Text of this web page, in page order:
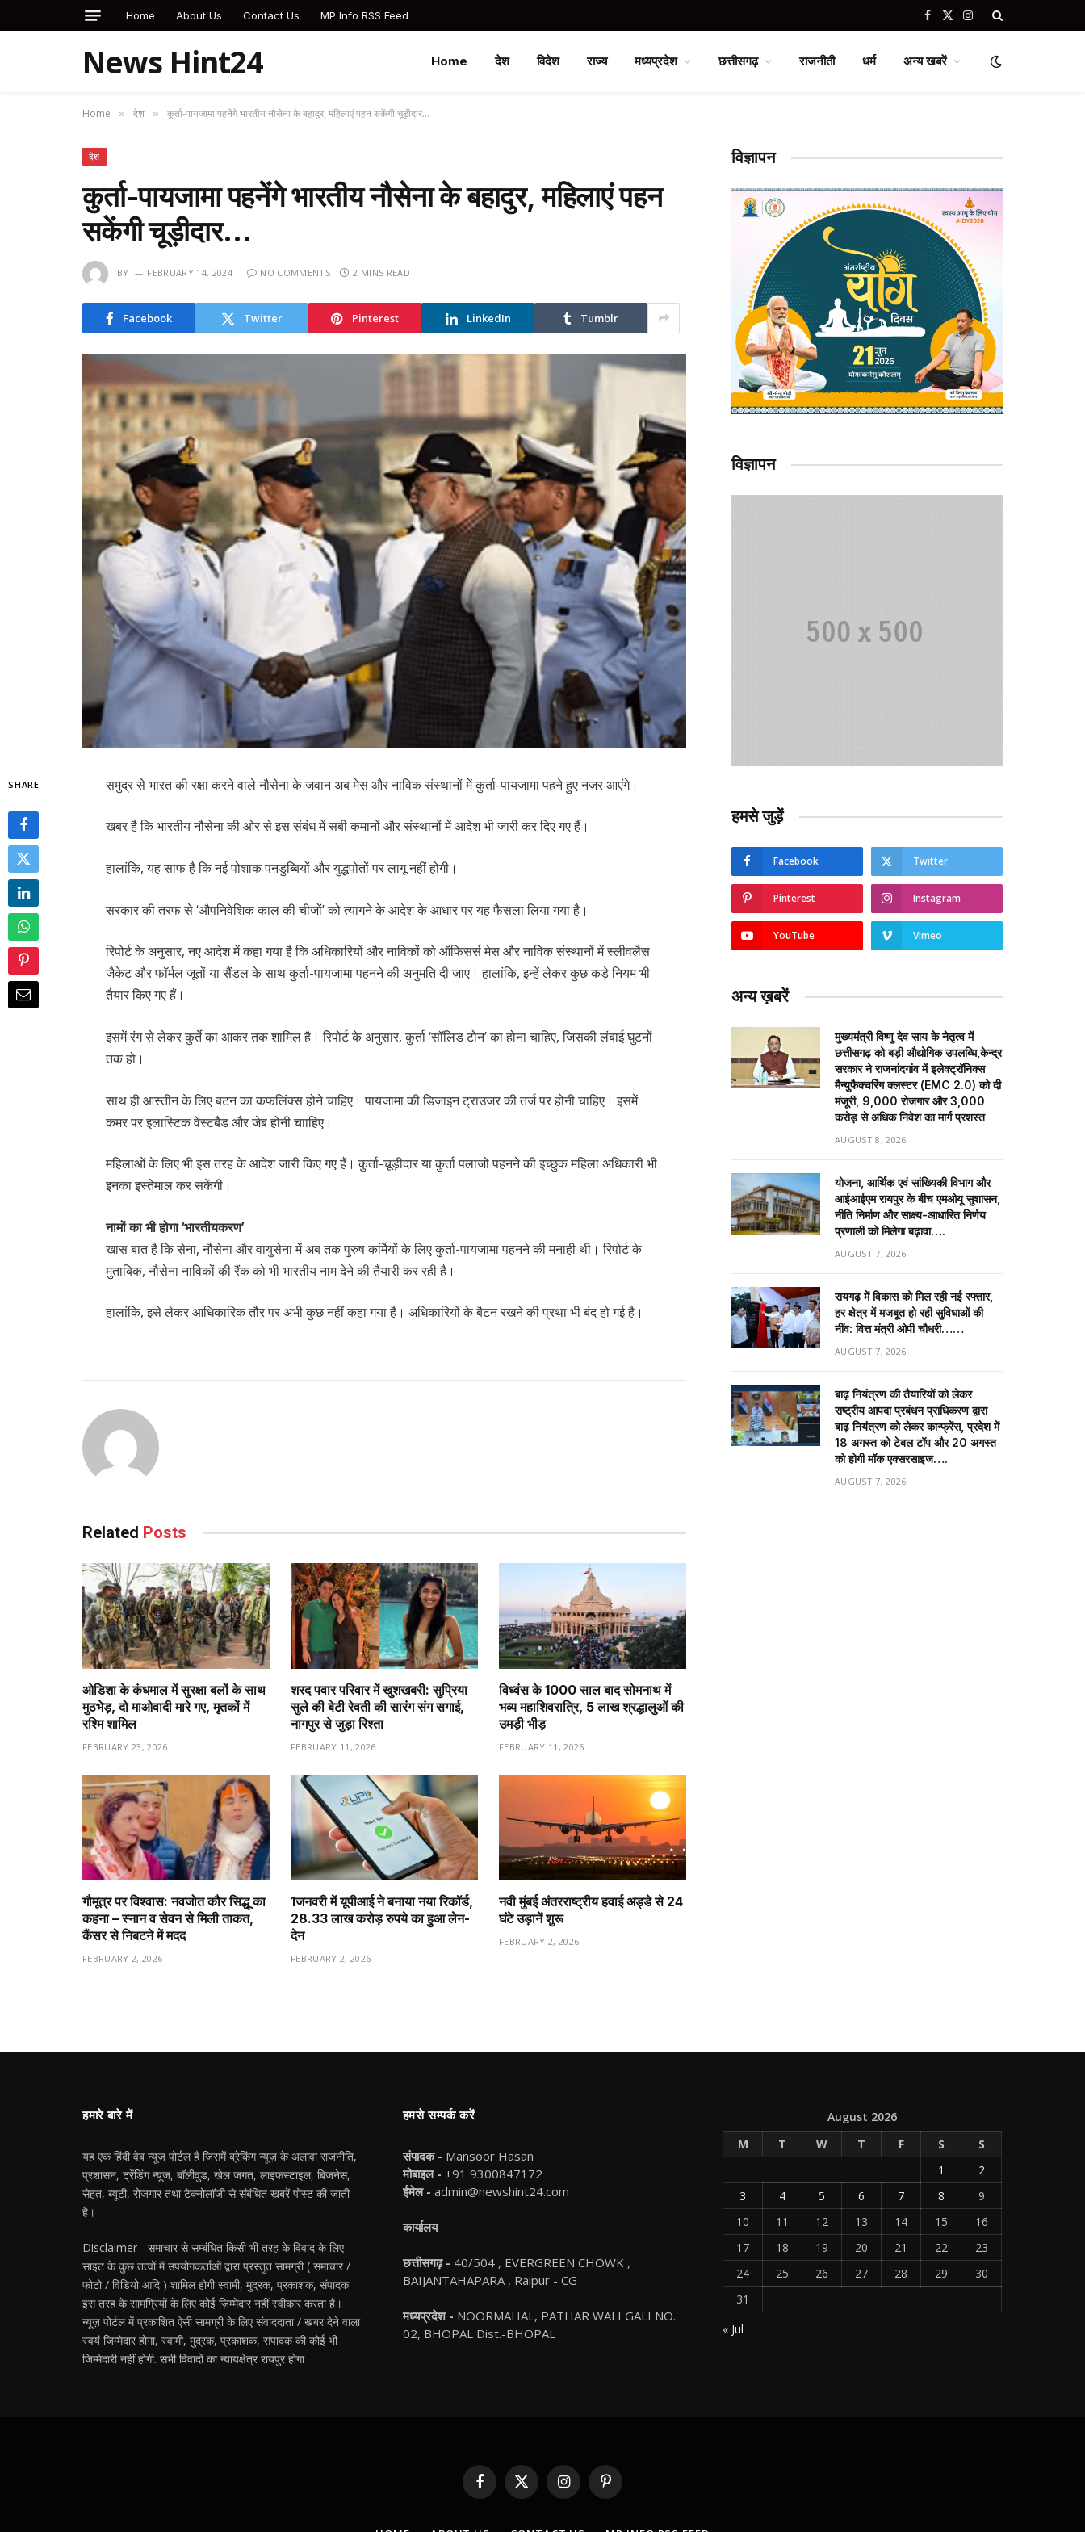
Home About Us Contact Us MP Info RSS Feed Facebook
X
Instagram
News Hint24 Home देश विदेश राज्य मध्यप्रदेश छत्तीसगढ़ राजनीती धर्म अन्य खबरें
Home » देश » कुर्ता-पायजामा पहनेंगे भारतीय नौसेना के बहादुर, महिलाएं पहन सकेंगी चूड़ीदार…
देश
कुर्ता-पायजामा पहनेंगे भारतीय नौसेना के बहादुर, महिलाएं पहन
सकेंगी चूड़ीदार…
BY FEBRUARY 14, 2024 NO COMMENTS 2 MINS READ
Facebook Twitter Pinterest LinkedIn Tumblr
SHARE समुद्र से भारत की रक्षा करने वाले नौसेना के जवान अब मेस और नाविक संस्थानों में कुर्ता-पायजामा पहने हुए नजर आएंगे।
खबर है कि भारतीय नौसेना की ओर से इस संबंध में सबी कमानों और संस्थानों में आदेश भी जारी कर दिए गए हैं।
हालांकि, यह साफ है कि नई पोशाक पनडुब्बियों और युद्धपोतों पर लागू नहीं होगी।
सरकार की तरफ से ‘औपनिवेशिक काल की चीजों’ को त्यागने के आदेश के आधार पर यह फैसला लिया गया है।
रिपोर्ट के अनुसार, नए आदेश में कहा गया है कि अधिकारियों और नाविकों को ऑफिसर्स मेस और नाविक संस्थानों में स्लीवलैस
जैकेट और फॉर्मल जूतों या सैंडल के साथ कुर्ता-पायजामा पहनने की अनुमति दी जाए। हालांकि, इन्हें लेकर कुछ कड़े नियम भी
तैयार किए गए हैं।
इसमें रंग से लेकर कुर्ते का आकर तक शामिल है। रिपोर्ट के अनुसार, कुर्ता ‘सॉलिड टोन’ का होना चाहिए, जिसकी लंबाई घुटनों
तक हो।
साथ ही आस्तीन के लिए बटन का कफलिंक्स होने चाहिए। पायजामा की डिजाइन ट्राउजर की तर्ज पर होनी चाहिए। इसमें
कमर पर इलास्टिक वेस्टबैंड और जेब होनी चााहिए।
महिलाओं के लिए भी इस तरह के आदेश जारी किए गए हैं। कुर्ता-चूड़ीदार या कुर्ता पलाजो पहनने की इच्छुक महिला अधिकारी भी
इनका इस्तेमाल कर सकेंगी।
नामों का भी होगा ‘भारतीयकरण’
खास बात है कि सेना, नौसेना और वायुसेना में अब तक पुरुष कर्मियों के लिए कुर्ता-पायजामा पहनने की मनाही थी। रिपोर्ट के
मुताबिक, नौसेना नाविकों की रैंक को भी भारतीय नाम देने की तैयारी कर रही है।
हालांकि, इसे लेकर आधिकारिक तौर पर अभी कुछ नहीं कहा गया है। अधिकारियों के बैटन रखने की प्रथा भी बंद हो गई है।
Related Posts
ओडिशा के कंधमाल में सुरक्षा बलों के साथ
मुठभेड़, दो माओवादी मारे गए, मृतकों में
रश्मि शामिल
FEBRUARY 23, 2026
शरद पवार परिवार में खुशखबरी: सुप्रिया
सुले की बेटी रेवती की सारंग संग सगाई,
नागपुर से जुड़ा रिश्ता
FEBRUARY 11, 2026
विध्वंस के 1000 साल बाद सोमनाथ में
भव्य महाशिवरात्रि, 5 लाख श्रद्धालुओं की
उमड़ी भीड़
FEBRUARY 11, 2026
गौमूत्र पर विश्वास: नवजोत कौर सिद्धू का
कहना – स्नान व सेवन से मिली ताकत,
कैंसर से निबटने में मदद
FEBRUARY 2, 2026
1️जनवरी में यूपीआई ने बनाया नया रिकॉर्ड,
28.33 लाख करोड़ रुपये का हुआ लेन-
देन
FEBRUARY 2, 2026
नवी मुंबई अंतरराष्ट्रीय हवाई अड्डे से 24
घंटे उड़ानें शुरू
FEBRUARY 2, 2026
विज्ञापन
विज्ञापन
हमसे जुड़ें
Facebook Twitter
Pinterest Instagram
YouTube Vimeo
अन्य ख़बरें
मुख्यमंत्री विष्णु देव साय के नेतृत्व में
छत्तीसगढ़ को बड़ी औद्योगिक उपलब्धि,केन्द्र
सरकार ने राजनांदगांव में इलेक्ट्रॉनिक्स
मैन्युफैक्चरिंग क्लस्टर (EMC 2.0) को दी
मंजूरी, 9,000 रोजगार और ₹3,000
करोड़ से अधिक निवेश का मार्ग प्रशस्त
AUGUST 8, 2026
योजना, आर्थिक एवं सांख्यिकी विभाग और
आईआईएम रायपुर के बीच एमओयू सुशासन,
नीति निर्माण और साक्ष्य-आधारित निर्णय
प्रणाली को मिलेगा बढ़ावा….
AUGUST 7, 2026
रायगढ़ में विकास को मिल रही नई रफ्तार,
हर क्षेत्र में मजबूत हो रही सुविधाओं की
नींव: वित्त मंत्री ओपी चौधरी……
AUGUST 7, 2026
बाढ़ नियंत्रण की तैयारियों को लेकर
राष्ट्रीय आपदा प्रबंधन प्राधिकरण द्वारा
बाढ़ नियंत्रण को लेकर कान्फ्रेंस, प्रदेश में
18 अगस्त को टेबल टॉप और 20 अगस्त
को होगी मॉक एक्सरसाइज….
AUGUST 7, 2026
हमारे बारे में
यह एक हिंदी वेब न्यूज़ पोर्टल है जिसमें ब्रेकिंग न्यूज़ के अलावा राजनीति,
प्रशासन, ट्रेंडिंग न्यूज, बॉलीवुड, खेल जगत, लाइफस्टाइल, बिजनेस,
सेहत, ब्यूटी, रोजगार तथा टेक्नोलॉजी से संबंधित खबरें पोस्ट की जाती
है।
Disclaimer - समाचार से सम्बंधित किसी भी तरह के विवाद के लिए
साइट के कुछ तत्वों में उपयोगकर्ताओं द्वारा प्रस्तुत सामग्री ( समाचार /
फोटो / विडियो आदि ) शामिल होगी स्वामी, मुद्रक, प्रकाशक, संपादक
इस तरह के सामग्रियों के लिए कोई ज़िम्मेदार नहीं स्वीकार करता है।
न्यूज़ पोर्टल में प्रकाशित ऐसी सामग्री के लिए संवाददाता / खबर देने वाला
स्वयं जिम्मेदार होगा, स्वामी, मुद्रक, प्रकाशक, संपादक की कोई भी
जिम्मेदारी नहीं होगी. सभी विवादों का न्यायक्षेत्र रायपुर होगा
हमसे सम्पर्क करें
संपादक - Mansoor Hasan
मोबाइल - +91 9300847172
ईमेल - admin@newshint24.com
कार्यालय
छत्तीसगढ़ - 40/504 , EVERGREEN CHOWK ,
BAIJANTAHAPARA , Raipur - CG
मध्यप्रदेश - NOORMAHAL, PATHAR WALI GALI NO.
02, BHOPAL Dist.-BHOPAL
August 2026
M
T W T F S
S
1
2
3
4 5 6 7 8
9
10
11 12 13 14 15
16
17
18 19 20 21 22
23
24
25 26 27 28 29
30
31
« Jul
Facebook
X
(Twitter)
InstagramPinterest